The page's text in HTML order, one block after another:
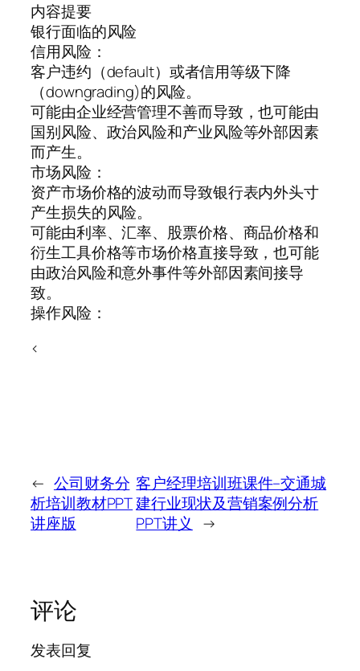
内容提要
银行面临的风险
信用风险：
客户违约（default）或者信用等级下降
（downgrading)的风险。
可能由企业经营管理不善而导致，也可能由
国别风险、政治风险和产业风险等外部因素
而产生。
市场风险：
资产市场价格的波动而导致银行表内外头寸
产生损失的风险。
可能由利率、汇率、股票价格、商品价格和
衍生工具价格等市场价格直接导致，也可能
由政治风险和意外事件等外部因素间接导
致。
操作风险：
<
← 公司财务分
析培训教材PPT
讲座版
客户经理培训班课件–交通城
建行业现状及营销案例分析
PPT讲义
→
评论
发表回复